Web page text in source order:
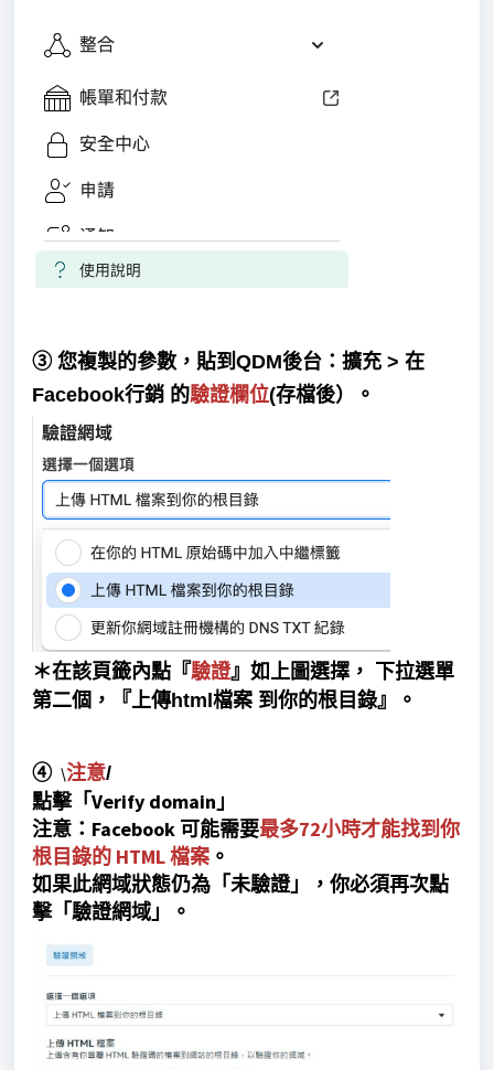
③ 您複製的參數，貼到QDM後台： 擴充 > 在
Facebook行銷 的驗證欄位(存檔後）。
＊在該頁籤內點『驗證』如上圖選擇， 下拉選單
第二個 ，『上傳html檔案 到你的根目錄』。
④ \注意/
點擊「Verify domain」
注意：Facebook 可能需要最多72小時才能找到你
根目錄的 HTML 檔案 。
如果此網域狀態仍為「未驗證」，你必須再次點
擊「驗證網域」。